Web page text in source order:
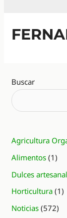
Buscar
Agricultura
Alimentos (1)
Dulces
Horticultura (1)
Noticias (572)